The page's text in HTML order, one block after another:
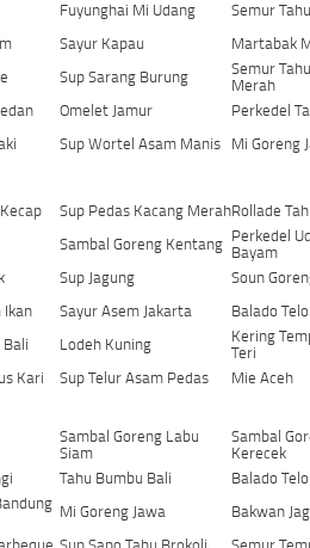
Fuyunghai Mi Udang Semur
Sayur Kapau Martabak
Sup Sarang Burung
Semur
Merah
Omelet Jamur Perkedel
Sup Wortel Asam Manis Mi Goreng
Sup Pedas Kacang MerahRollade
Sambal Goreng Kentang
Perkedel
Bayam
Sup Jagung Soun
Ikan Sayur Asem Jakarta Balado
Bali Lodeh Kuning
Kering
Teri
Kari Sup Telur Asam Pedas Mie Aceh
Sambal Goreng Labu
Siam
Sambal
Kerecek
Tahu Bumbu Bali Balado
Mi Goreng Jawa Bakwan